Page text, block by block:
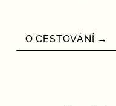
O CESTOVÁNÍ →